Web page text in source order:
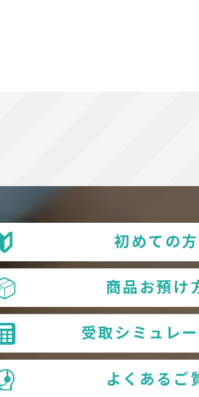
初めての
商品お預け
受取シミュレ
よくあるご